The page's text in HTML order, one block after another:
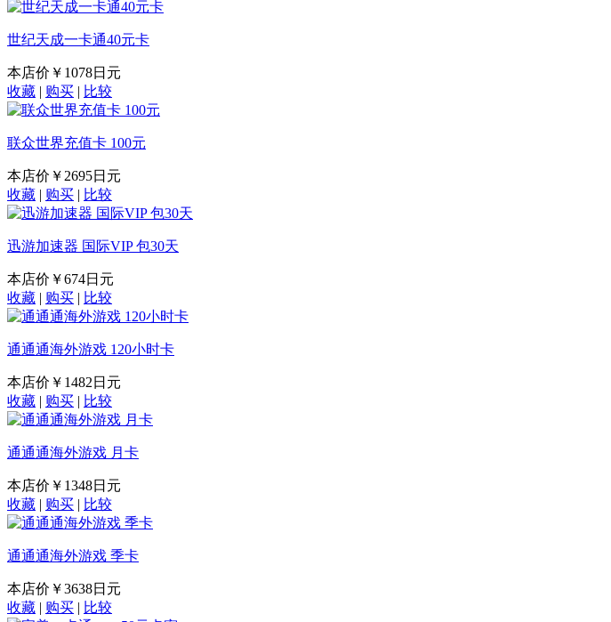
世纪天成一卡通40元卡
本店价 ￥1078日元
收藏 | 购买 | 比较
联众世界充值卡 100元
本店价 ￥2695日元
收藏 | 购买 | 比较
迅游加速器 国际VIP 包30天
本店价 ￥674日元
收藏 | 购买 | 比较
通通通海外游戏 120小时卡
本店价 ￥1482日元
收藏 | 购买 | 比较
通通通海外游戏 月卡
本店价 ￥1348日元
收藏 | 购买 | 比较
通通通海外游戏 季卡
本店价 ￥3638日元
收藏 | 购买 | 比较